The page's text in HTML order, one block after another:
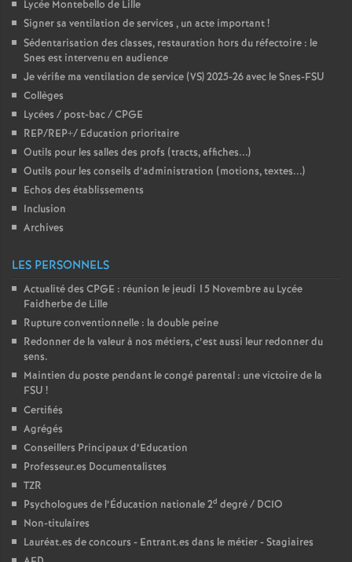
Lycée Montebello de Lille
Signer sa ventilation de services , un acte important!
Sédentarisation des classes, restauration hors du réfectoire : le
Snes est intervenu en audience
Je vérifie ma ventilation de service (VS) 2025-26 avec le Snes-FSU
Collèges
Lycées / post-bac / CPGE
REP/REP+/ Education prioritaire
Outils pour les salles des profs (tracts, affiches...)
Outils pour les conseils d’administration (motions, textes...)
Echos des établissements
Inclusion
Archives
LES PERSONNELS
Actualité des CPGE : réunion le jeudi 15 Novembre au Lycée
Faidherbe de Lille
Rupture conventionnelle : la double peine
Redonner de la valeur à nos métiers, c’est aussi leur redonner du
sens.
Maintien du poste pendant le congé parental : une victoire de la
FSU !
Certifiés
Agrégés
Conseillers Principaux d’Education
Professeur.es Documentalistes
TZR
Psychologues de l’Éducation nationale 2d degré / DCIO
Non-titulaires
Lauréat.es de concours - Entrant.es dans le métier - Stagiaires